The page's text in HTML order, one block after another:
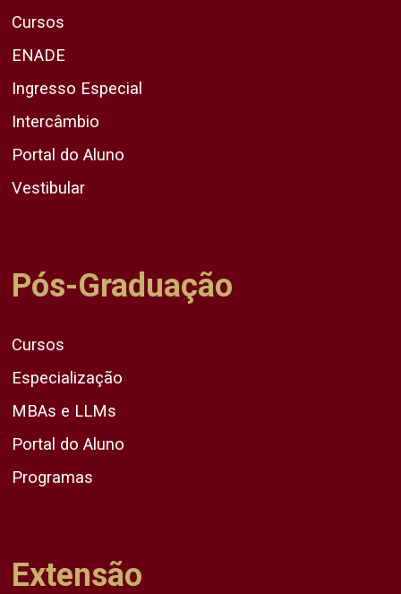
Cursos
ENADE
Ingresso Especial
Intercâmbio
Portal do Aluno
Vestibular
Pós-Graduação
Cursos
Especialização
MBAs e LLMs
Portal do Aluno
Programas
Extensão